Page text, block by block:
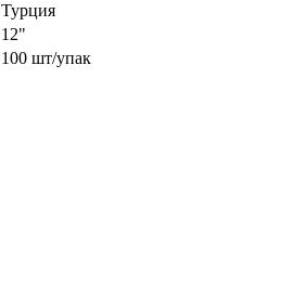
Турция
12"
100 шт/упак